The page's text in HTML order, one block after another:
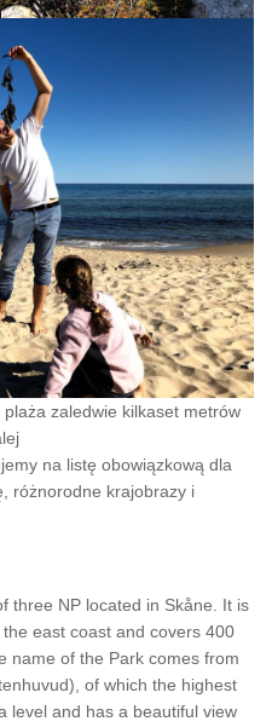
zaledwie kilkaset metrów
na listę obowiązkową dla
różnorodne krajobrazy i
three NP located in Skåne. It is
east coast and covers 400
name of the Park comes from
of which the highest
level and has a beautiful view